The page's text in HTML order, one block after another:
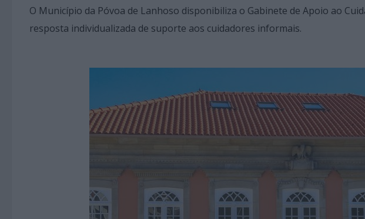
O Município da Póvoa de Lanhoso disponibiliza o Gabinete de Apoio ao
resposta individualizada de suporte aos cuidadores informais.